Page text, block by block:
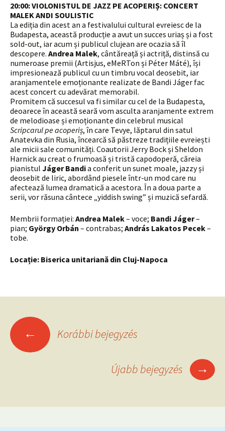
20:00: VIOLONISTUL DE JAZZ PE ACOPERIȘ: CONCERT
MALEK ANDI SOULISTIC
La ediția din acest an a festivalului cultural evreiesc de la
Budapesta, această producție a avut un succes uriaș și a fost
sold-out, iar acum și publicul clujean are ocazia să îl
descopere. Andrea Malek, cântăreață și actriță, distinsă cu
numeroase premii (Artisjus, eMeRTon și Péter Máté), își
impresionează publicul cu un timbru vocal deosebit, iar
aranjamentele emoționante realizate de Bandi Jáger fac
acest concert cu adevărat memorabil.
Promitem că succesul va fi similar cu cel de la Budapesta,
deoarece în această seară vom asculta aranjamente extrem
de melodioase și emoționante din celebrul musical
Scripcarul pe acoperiș, în care Tevye, lăptarul din satul
Anatevka din Rusia, încearcă să păstreze tradițiile evreiești
ale micii sale comunități. Coautorii Jerry Bock și Sheldon
Harnick au creat o frumoasă și tristă capodoperă, căreia
pianistul Jáger Bandia conferit un sunet moale, jazzy și
deosebit de liric, abordând piesele într-un mod care nu
afectează lumea dramatică a acestora. În a doua parte a
serii, vor răsuna cântece „yiddish swing” și muzică sefardă.
Membrii formației: Andrea Malek– voce; Bandi Jáger–
pian; György Orbán – contrabas; András Lakatos Pecek–
tobe.
Locație: Biserica unitariană din Cluj-Napoca
Bejegyzések
navigációja
← Korábbi bejegyzés
Újabb bejegyzés →